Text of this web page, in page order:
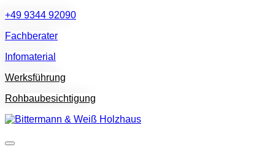
+49 9344 92090
Fachberater
Infomaterial
Werksführung
Rohbaubesichtigung